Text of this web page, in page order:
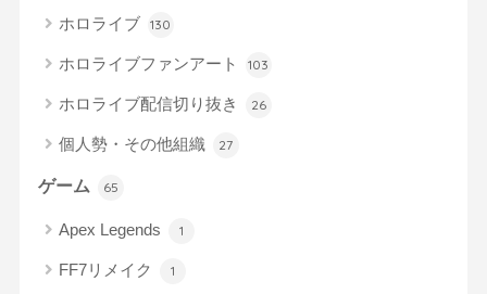
ホロライブ 130
ホロライブファンアート 103
ホロライブ配信切り抜き 26
個人勢・その他組織 27
ゲーム 65
Apex Legends 1
FF7リメイク 1